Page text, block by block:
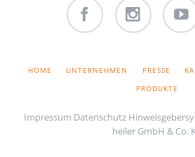
HOME UNTERNEHMEN PRESSE
PRODUKTE
Impressum Datenschutz
heiler GmbH & Co.